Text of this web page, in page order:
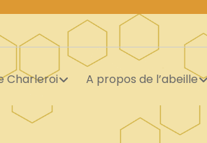
Charleroi A propos de l’abeille